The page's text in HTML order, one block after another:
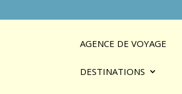
AGENCE DE VOYAGE
DESTINATIONS